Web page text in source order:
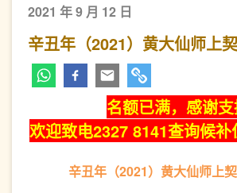
2021 年 9 月 12 日
辛丑年（2021）黄大仙师上
名额已满，感谢
欢迎致电2327 8141查询候补
辛丑年（2021）黄大仙师上